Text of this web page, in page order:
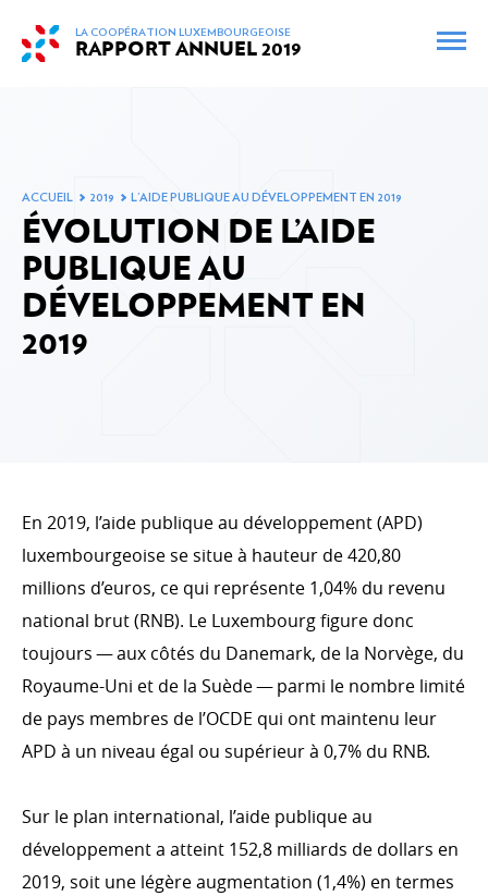
LA COOPÉRATION LUXEMBOURGEOISE
RAPPORT ANNUEL 2019
PRÉFACE DU MINISTRE DE LA COOPÉRATION ET DE
L’ACTION HUMANITAIRE
RÉUNIONS ET DÉPLACEMENTS MINISTÉRIELS EN
Évolution de l’aide publique au développement en
2019
Ventilation de l'APD par ministère en 2019
Ventilation de l’APD par type de coopération en 2019
Ventilation de l'APD par secteur d'intervention en 2019
Le Fonds de la Coopération au développement en
2019
PARTENAIRES
Coopération bilatérale
ACCUEIL 2019 L’AIDE PUBLIQUE AU DÉVELOPPEMENT EN 2019
ÉVOLUTION DE L’AIDE
PUBLIQUE AU
DÉVELOPPEMENT EN
2019
En 2019, l’aide publique au développement (APD)
luxembourgeoise se situe à hauteur de 420,80
millions d’euros, ce qui représente 1,04% du revenu
national brut (RNB). Le Luxembourg figure donc
toujours — aux côtés du Danemark, de la Norvège, du
Royaume-Uni et de la Suède — parmi le nombre limité
de pays membres de l’OCDE qui ont maintenu leur
APD à un niveau égal ou supérieur à 0,7% du RNB.
Sur le plan international, l’aide publique au
développement a atteint 152,8 milliards de dollars en
2019, soit une légère augmentation (1,4%) en termes